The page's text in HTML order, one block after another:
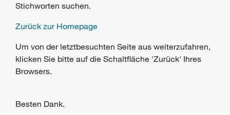
Stichworten suchen.
Zurück zur Homepage
Um von der letztbesuchten Seite aus weiterzufahren,
klicken Sie bitte auf die Schaltfläche 'Zurück' Ihres
Browsers.
Besten Dank.